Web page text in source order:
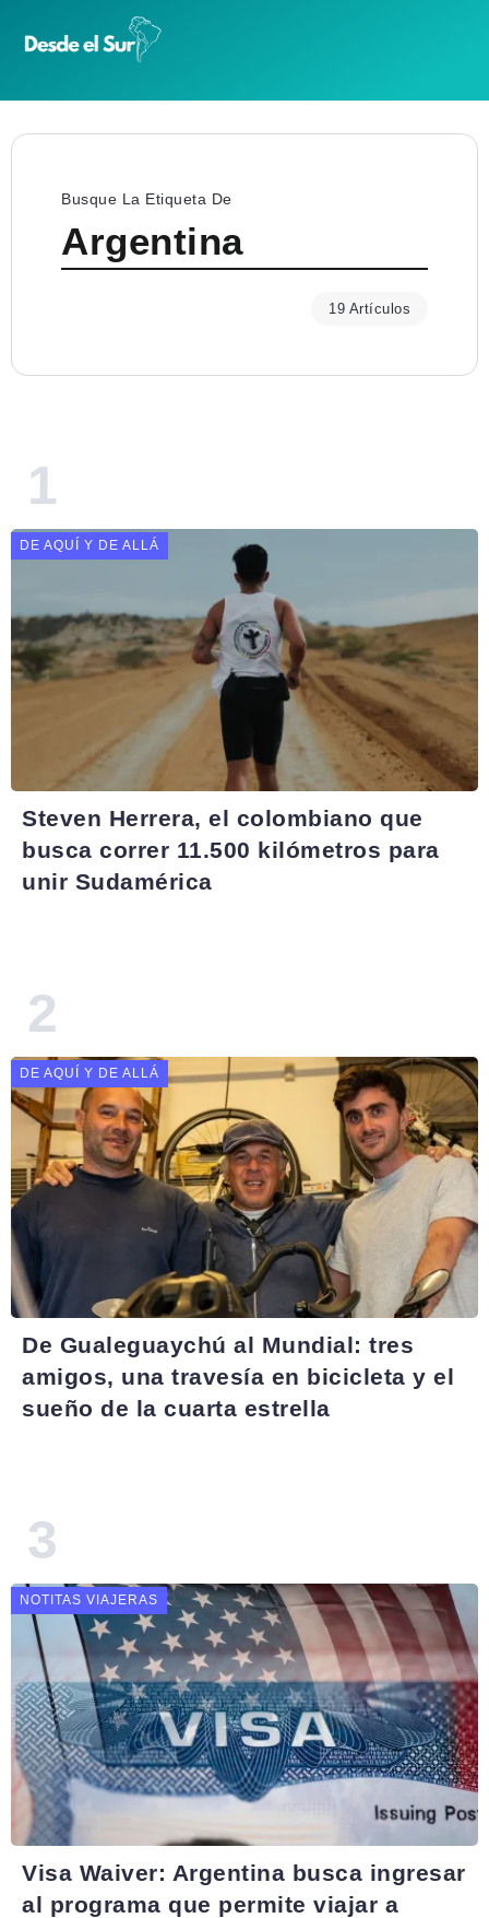
Busque La Etiqueta De
Argentina
19 Artículos
DE AQUÍ Y DE ALLÁ
Steven Herrera, el colombiano que
busca correr 11.500 kilómetros para
unir Sudamérica
DE AQUÍ Y DE ALLÁ
De Gualeguaychú al Mundial: tres
amigos, una travesía en bicicleta y el
sueño de la cuarta estrella
NOTITAS VIAJERAS
Visa Waiver: Argentina busca ingresar
al programa que permite viajar a